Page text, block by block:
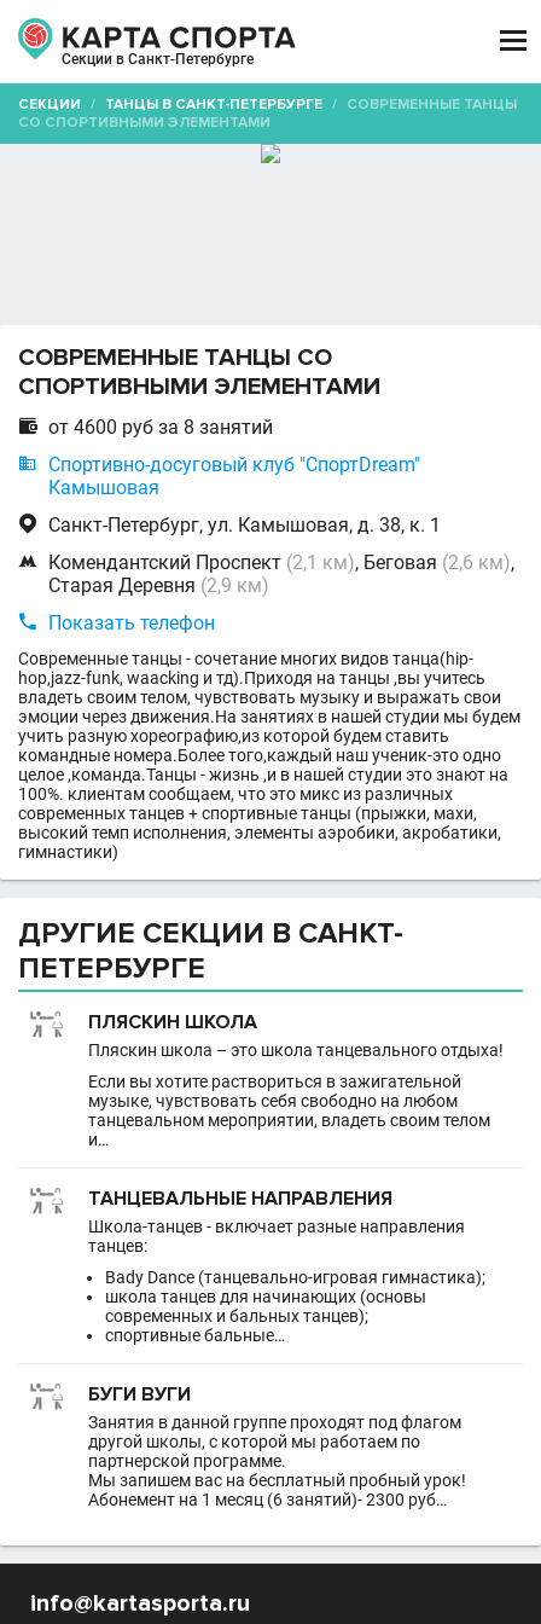
Секции в Санкт-Петербурге

СЕКЦИИ / ТАНЦЫ В САНКТ-ПЕТЕРБУРГЕ / СОВРЕМЕННЫЕ ТАНЦЫ
СО СПОРТИВНЫМИ ЭЛЕМЕНТАМИ
СОВРЕМЕННЫЕ ТАНЦЫ СО
СПОРТИВНЫМИ ЭЛЕМЕНТАМИ
 от 4600 руб за 8 занятий

Спортивно-досуговый клуб "СпортDream"
Камышовая
 Санкт-Петербург, ул. Камышовая, д. 38, к. 1
 Комендантский Проспект (2,1 км), Беговая (2,6 км),
Старая Деревня (2,9 км)
 Показать телефон
Современные танцы - сочетание многих видов танца(hip-
hop,jazz-funk, waacking и тд).Приходя на танцы ,вы учитесь
владеть своим телом, чувствовать музыку и выражать свои
эмоции через движения.На занятиях в нашей студии мы будем
учить разную хореографию,из которой будем ставить
командные номера.Более того,каждый наш ученик-это одно
целое ,команда.Танцы - жизнь ,и в нашей студии это знают на
100%. клиентам сообщаем, что это микс из различных
современных танцев + спортивные танцы (прыжки, махи,
высокий темп исполнения, элементы аэробики, акробатики,
гимнастики)
ДРУГИЕ СЕКЦИИ В САНКТ-
ПЕТЕРБУРГЕ
ПЛЯСКИН ШКОЛА
Пляскин школа – это школа танцевального отдыха!
Если вы хотите раствориться в зажигательной
музыке, чувствовать себя свободно на любом
танцевальном мероприятии, владеть своим телом
и…
ТАНЦЕВАЛЬНЫЕ НАПРАВЛЕНИЯ
Школа-танцев - включает разные направления
танцев:
Bady Dance (танцевально-игровая гимнастика);
школа танцев для начинающих (основы
современных и бальных танцев);
спортивные бальные…
БУГИ ВУГИ
Занятия в данной группе проходят под флагом
другой школы, с которой мы работаем по
партнерской программе.
Мы запишем вас на бесплатный пробный урок!
Абонемент на 1 месяц (6 занятий)- 2300 руб…
info@kartasporta.ru